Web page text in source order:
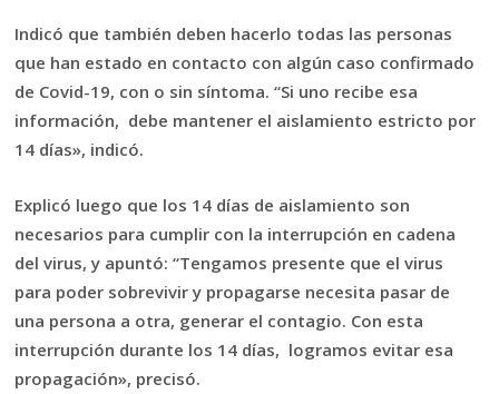
Indicó que también deben hacerlo todas las personas
que han estado en contacto con algún caso confirmado
de Covid-19, con o sin síntoma. “Si uno recibe esa
información, debe mantener el aislamiento estricto por
14 días», indicó.
Explicó luego que los 14 días de aislamiento son
necesarios para cumplir con la interrupción en cadena
del virus, y apuntó: “Tengamos presente que el virus
para poder sobrevivir y propagarse necesita pasar de
una persona a otra, generar el contagio. Con esta
interrupción durante los 14 días, logramos evitar esa
propagación», precisó.